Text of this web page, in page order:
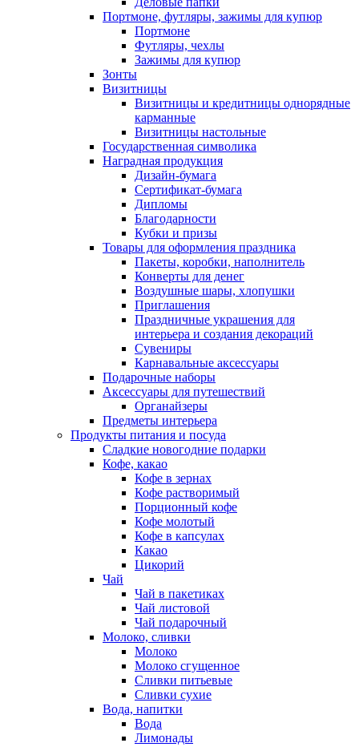
Портмоне, футляры, зажимы для купюр
Портмоне
Футляры, чехлы
Зажимы для купюр
Зонты
Визитницы
Визитницы и кредитницы однорядные
карманные
Визитницы настольные
Государственная символика
Наградная продукция
Дизайн-бумага
Сертификат-бумага
Дипломы
Благодарности
Кубки и призы
Товары для оформления праздника
Пакеты, коробки, наполнитель
Конверты для денег
Воздушные шары, хлопушки
Приглашения
Праздничные украшения для
интерьера и создания декораций
Сувениры
Карнавальные аксессуары
Подарочные наборы
Аксессуары для путешествий
Органайзеры
Предметы интерьера
Продукты питания и посуда
Сладкие новогодние подарки
Кофе, какао
Кофе в зернах
Кофе растворимый
Порционный кофе
Кофе молотый
Кофе в капсулах
Какао
Цикорий
Чай
Чай в пакетиках
Чай листовой
Чай подарочный
Молоко, сливки
Молоко
Молоко сгущенное
Сливки питьевые
Сливки сухие
Вода, напитки
Вода
Лимонады